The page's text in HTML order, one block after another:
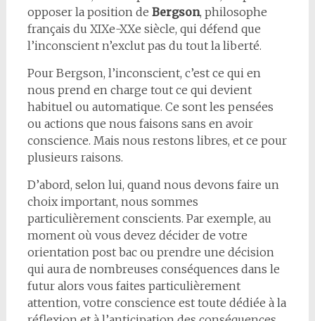
opposer la position de Bergson, philosophe
français du XIXe-XXe siècle, qui défend que
l’inconscient n’exclut pas du tout la liberté.
Pour Bergson, l’inconscient, c’est ce qui en
nous prend en charge tout ce qui devient
habituel ou automatique. Ce sont les pensées
ou actions que nous faisons sans en avoir
conscience. Mais nous restons libres, et ce pour
plusieurs raisons.
D’abord, selon lui, quand nous devons faire un
choix important, nous sommes
particulièrement conscients. Par exemple, au
moment où vous devez décider de votre
orientation post bac ou prendre une décision
qui aura de nombreuses conséquences dans le
futur alors vous faites particulièrement
attention, votre conscience est toute dédiée à la